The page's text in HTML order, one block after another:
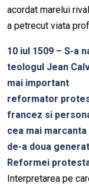
acordat marelui
a petrecut viata
10 iul 1509 – S-a
teologul Jean
mai important
reformator
francez si
cea mai
de-a doua
Reformei
Interpretarea pe